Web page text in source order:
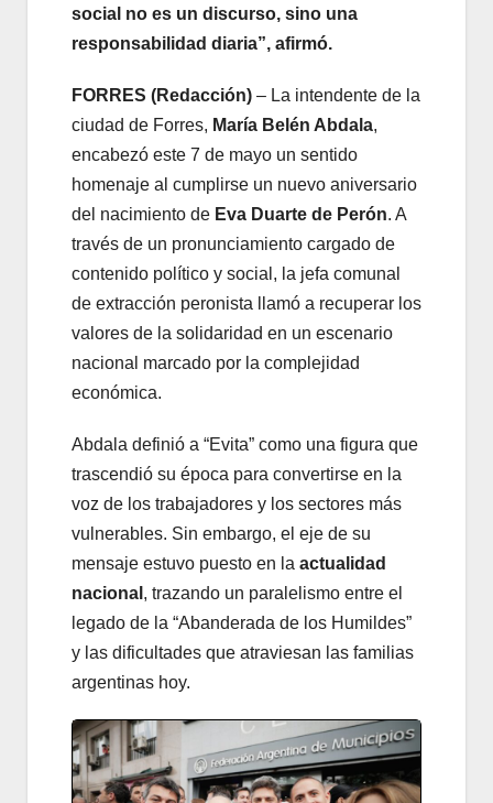
social no es un discurso, sino una
responsabilidad diaria”, afirmó.
FORRES (Redacción) – La intendente de la
ciudad de Forres, María Belén Abdala,
encabezó este 7 de mayo un sentido
homenaje al cumplirse un nuevo aniversario
del nacimiento de Eva Duarte de Perón. A
través de un pronunciamiento cargado de
contenido político y social, la jefa comunal
de extracción peronista llamó a recuperar los
valores de la solidaridad en un escenario
nacional marcado por la complejidad
económica.
Abdala definió a “Evita” como una figura que
trascendió su época para convertirse en la
voz de los trabajadores y los sectores más
vulnerables. Sin embargo, el eje de su
mensaje estuvo puesto en la actualidad
nacional , trazando un paralelismo entre el
legado de la “Abanderada de los Humildes”
y las dificultades que atraviesan las familias
argentinas hoy.